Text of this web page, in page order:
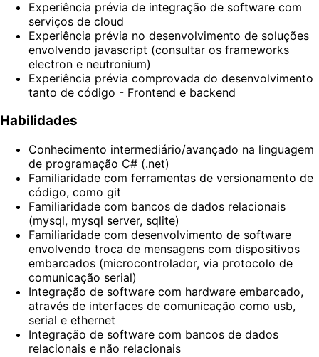
Experiência prévia de integração de software com
serviços de cloud
Experiência prévia no desenvolvimento de soluções
envolvendo javascript (consultar os frameworks
electron e neutronium)
Experiência prévia comprovada do desenvolvimento
tanto de código - Frontend e backend
Habilidades
Conhecimento intermediário/avançado na linguagem
de programação C# (.net)
Familiaridade com ferramentas de versionamento de
código, como git
Familiaridade com bancos de dados relacionais
(mysql, mysql server, sqlite)
Familiaridade com desenvolvimento de software
envolvendo troca de mensagens com dispositivos
embarcados (microcontrolador, via protocolo de
comunicação serial)
Integração de software com hardware embarcado,
através de interfaces de comunicação como usb,
serial e ethernet
Integração de software com bancos de dados
relacionais e não relacionais